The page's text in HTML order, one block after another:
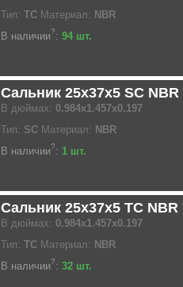
Тип: TC Материал: NBR
В наличии?: 94 шт.
Сальник 25x37x5 SC NBR
В дюймах: 0.984x1.457x0.197
Тип: SC Материал: NBR
В наличии?: 1 шт.
Сальник 25x37x5 TC NBR
В дюймах: 0.984x1.457x0.197
Тип: TC Материал: NBR
В наличии?: 32 шт.